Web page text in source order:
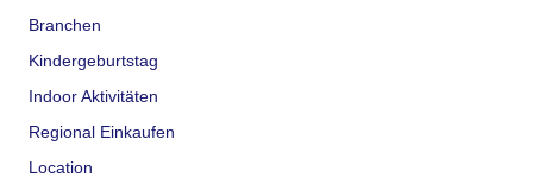
Branchen
Kindergeburtstag
Indoor Aktivitäten
Regional Einkaufen
Location